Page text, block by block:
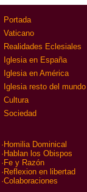
Portada
Vaticano
Realidades Eclesiales
Iglesia en España
Iglesia en América
Iglesia resto del mundo
Cultura
Sociedad
· Homilia Dominical
· Hablan los Obispos
· Fe y Razón
· Reflexion en libertad
·Colaboraciones